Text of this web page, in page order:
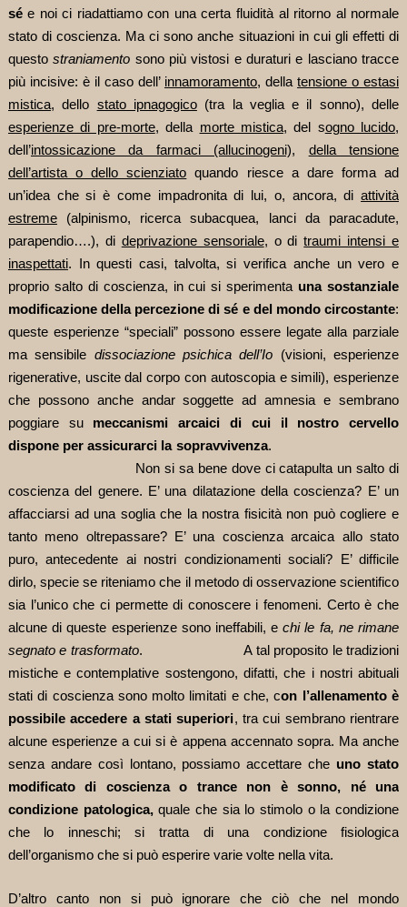
sée noi ci riadattiamo con una certa fluidità al ritorno al normale
stato di coscienza. Ma ci sono anche situazioni in cui gli effetti di
questostraniamento sono più vistosi e duraturi e lasciano tracce
più incisive: è il caso dell’ innamoramento, dellatensione o estasi
mistica, dello stato ipnagogico(tra la veglia e il sonno), delle
esperienze di pre-morte, della morte mistica, del sogno lucido,
dell’intossicazione da farmaci (allucinogeni), della tensione
dell’artista o dello scienziato quando riesce a dare forma ad
un’idea che si è come impadronita di lui, o, ancora, diattività
estreme(alpinismo, ricerca subacquea, lanci da paracadute,
parapendio….), di deprivazione sensoriale, o ditraumi intensi e
inaspettati. In questi casi, talvolta, si verifica anche un vero e
proprio salto di coscienza, in cui si sperimenta una sostanziale
modificazione della percezione di sé e del mondo circostante:
queste esperienze “speciali” possono essere legate alla parziale
ma sensibile dissociazione psichica dell’Io (visioni, esperienze
rigenerative, uscite dal corpo con autoscopia e simili), esperienze
che possono anche andar soggette ad amnesia e sembrano
poggiare su meccanismi arcaici di cui il nostro cervello
dispone per assicurarci la sopravvivenza.
Non si sa bene dove ci catapulta un salto di
coscienza del genere. E’ una dilatazione della coscienza? E’ un
affacciarsi ad una soglia che la nostra fisicità non può cogliere e
tanto meno oltrepassare? E’ una coscienza arcaica allo stato
puro, antecedente ai nostri condizionamenti sociali? E’ difficile
dirlo, specie se riteniamo che il metodo di osservazione scientifico
sia l’unico che ci permette di conoscere i fenomeni. Certo è che
alcune di queste esperienze sono ineffabili, echi le fa, ne rimane
segnato e trasformato. A tal proposito le tradizioni
mistiche e contemplative sostengono, difatti, che i nostri abituali
stati di coscienza sono molto limitati e che, con l’allenamento è
possibile accedere a stati superiori, tra cui sembrano rientrare
alcune esperienze a cui si è appena accennato sopra. Ma anche
senza andare così lontano, possiamo accettare che uno stato
modificato di coscienza o trance non è sonno, né una
condizione patologica,quale che sia lo stimolo o la condizione
che lo inneschi; si tratta di una condizione fisiologica
dell’organismo che si può esperire varie volte nella vita.
D’altro canto non si può ignorare che ciò che nel mondo